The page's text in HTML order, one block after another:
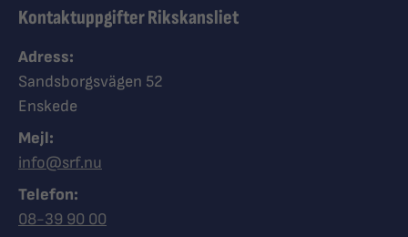
Kontaktuppgifter Rikskansliet
Adress:
Sandsborgsvägen 52
Enskede
Mejl:
info@srf.nu
Telefon:
Ring Synskadades riksförbund
08-39 90 00